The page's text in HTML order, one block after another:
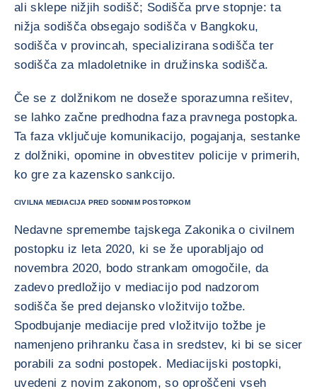
ali sklepe nižjih sodišč; Sodišča prve stopnje: ta
nižja sodišča obsegajo sodišča v Bangkoku,
sodišča v provincah, specializirana sodišča ter
sodišča za mladoletnike in družinska sodišča.
Če se z dolžnikom ne doseže sporazumna rešitev,
se lahko začne predhodna faza pravnega postopka.
Ta faza vključuje komunikacijo, pogajanja, sestanke
z dolžniki, opomine in obvestitev policije v primerih,
ko gre za kazensko sankcijo.
CIVILNA MEDIACIJA PRED SODNIM POSTOPKOM
Nedavne spremembe tajskega Zakonika o civilnem
postopku iz leta 2020, ki se že uporabljajo od
novembra 2020, bodo strankam omogočile, da
zadevo predložijo v mediacijo pod nadzorom
sodišča še pred dejansko vložitvijo tožbe.
Spodbujanje mediacije pred vložitvijo tožbe je
namenjeno prihranku časa in sredstev, ki bi se sicer
porabili za sodni postopek. Mediacijski postopki,
uvedeni z novim zakonom, so oproščeni vseh